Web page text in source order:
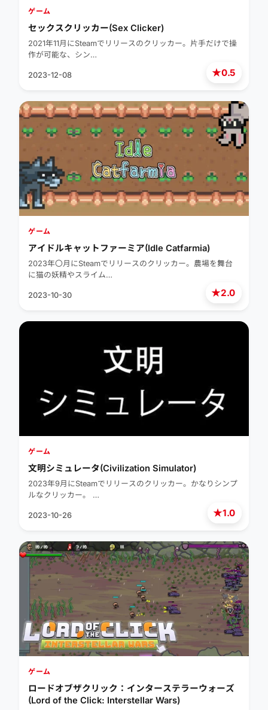
★0.5
ゲーム
セックスクリッカー(Sex Clicker)
2021年11月にSteamでリリースのクリッカー。片手だけで操
作が可能な、シン…
2023-12-08
★2.0
ゲーム
アイドルキャットファーミア(Idle Catfarmia)
2023年〇月にSteamでリリースのクリッカー。農場を舞台
に猫の妖精やスライム…
2023-10-30
★1.0
ゲーム
文明シミュレータ(Civilization Simulator)
2023年9月にSteamでリリースのクリッカー。かなりシンプ
ルなクリッカー。 …
2023-10-26
ゲーム
ロードオブザクリック：インターステラーウォーズ
(Lord of the Click: Interstellar Wars)